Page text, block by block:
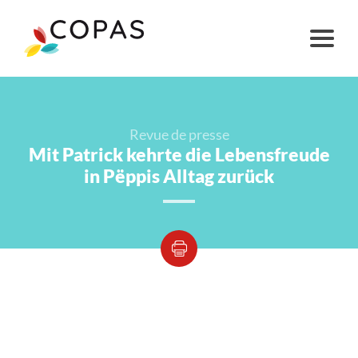
Revue de presse
Mit Patrick kehrte die Lebensfreude
in Pëppis Alltag zurück